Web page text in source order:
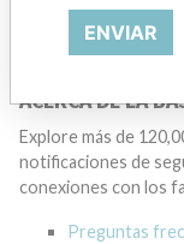
Source
ACERCA DE LA
Explore más de
notificaciones de
conexiones con los
Preguntas
ENVIAR